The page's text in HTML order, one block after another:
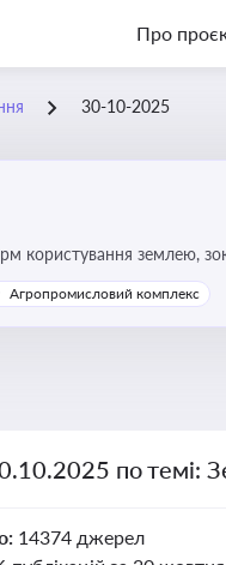
Про
30-10-2025
користування землею,
Агропромисловий комплекс
по темі:
14374 джерел